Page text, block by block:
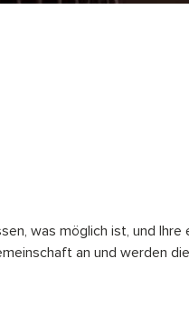
was möglich ist, und
an und werden